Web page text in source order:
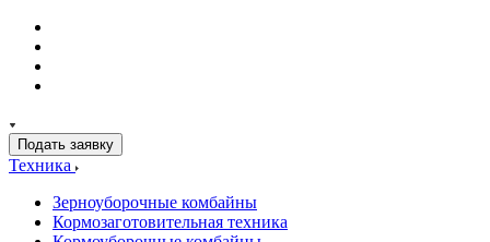
Подать заявку
Техника
Зерноуборочные комбайны
Кормозаготовительная техника